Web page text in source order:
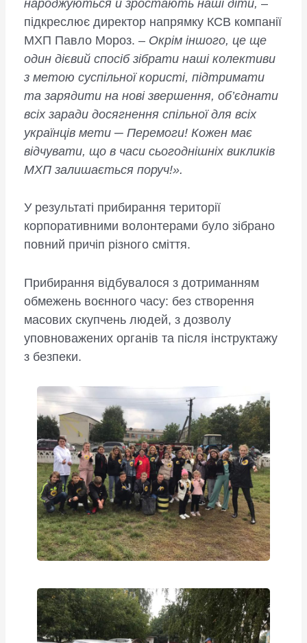
народжуються й зростають наші діти, –
підкреслює директор напрямку КСВ компанії
МХП Павло Мороз. – Окрім іншого, це ще
один дієвий спосіб зібрати наші колективи
з метою суспільної користі, підтримати
та зарядити на нові звершення, об’єднати
всіх заради досягнення спільної для всіх
українців мети ─ Перемоги! Кожен має
відчувати, що в часи сьогоднішніх викликів
МХП залишається поруч!».
У результаті прибирання території
корпоративними волонтерами було зібрано
повний причіп різного сміття.
Прибирання відбувалося з дотриманням
обмежень воєнного часу: без створення
масових скупчень людей, з дозволу
уповноважених органів та після інструктажу
з безпеки.